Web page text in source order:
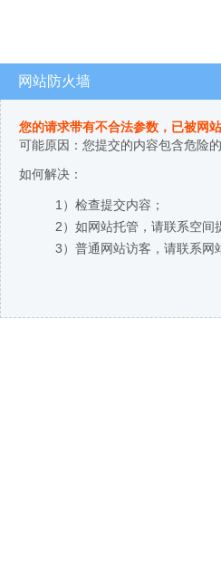
网站防火墙
您的请求带有不合法参数，已被网
可能原因：您提交的内容包含危险
如何解决：
1）检查提交内容；
2）如网站托管，请联系空间
3）普通网站访客，请联系网